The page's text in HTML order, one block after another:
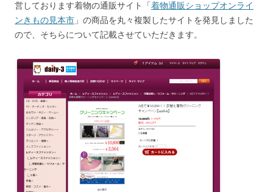
営しております着物の通販サイト「着物通販ショップオンライ
ンきもの見本市 」の商品を丸々複製したサイトを発見しました
ので、そちらについて記載させていただきます。